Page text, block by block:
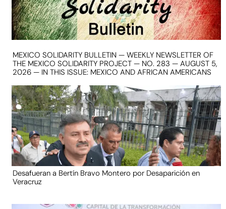
MEXICO SOLIDARITY BULLETIN — WEEKLY NEWSLETTER OF
THE MEXICO SOLIDARITY PROJECT — NO. 283 — AUGUST 5,
2026 — IN THIS ISSUE: MEXICO AND AFRICAN AMERICANS
Desafueran a Bertín Bravo Montero por Desaparición en
Veracruz